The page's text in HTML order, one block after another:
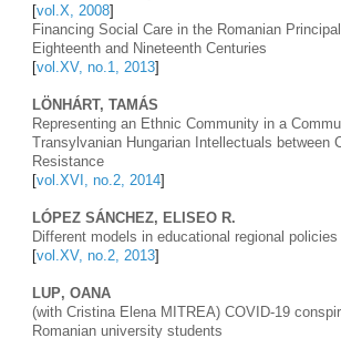
[vol.X, 2008]
Financing Social Care in the Romanian
Eighteenth and Nineteenth Centuries
[vol.XV, no.1, 2013]
LÖNHÁRT, TAMÁS
Representing an Ethnic Community in a
Transylvanian Hungarian Intellectuals between
Resistance
[vol.XVI, no.2, 2014]
LÓPEZ SÁNCHEZ, ELISEO R.
Different models in educational regional
[vol.XV, no.2, 2013]
LUP, OANA
(with Cristina Elena MITREA) COVID-19
Romanian university students